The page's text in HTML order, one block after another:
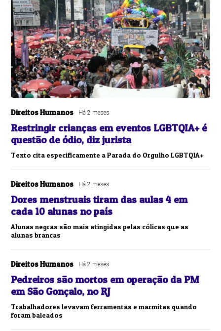
Direitos Humanos Há 2 meses
Restringir crianças em eventos LGBTQIA+ é
questão de ódio, diz jurista
Texto cita especificamente a Parada do Orgulho LGBTQIA+
Direitos Humanos Há 2 meses
Dores menstruais tiram das aulas 4 em
cada 10 alunas no país
Alunas negras são mais atingidas pelas cólicas que as
alunas brancas
Direitos Humanos Há 2 meses
Pedreiros são mortos em operação da PM
em São Gonçalo, no RJ
Trabalhadores levavam ferramentas e marmitas quando
foram baleados